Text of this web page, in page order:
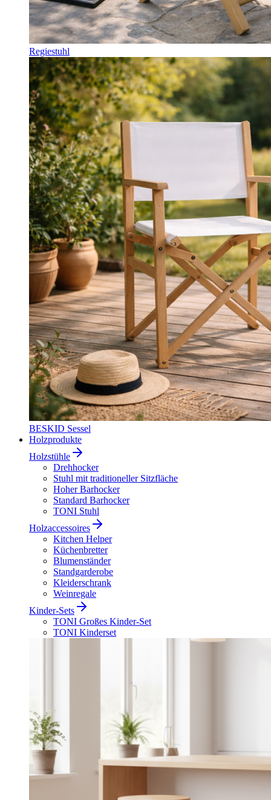
Regiestuhl
BESKID Sessel
Holzprodukte
Holzstühle
Drehhocker
Stuhl mit traditioneller Sitzfläche
Hoher Barhocker
Standard Barhocker
TONI Stuhl
Holzaccessoires
Kitchen Helper
Küchenbretter
Blumenständer
Standgarderobe
Kleiderschrank
Weinregale
Kinder-Sets
TONI Großes Kinder-Set
TONI Kinderset